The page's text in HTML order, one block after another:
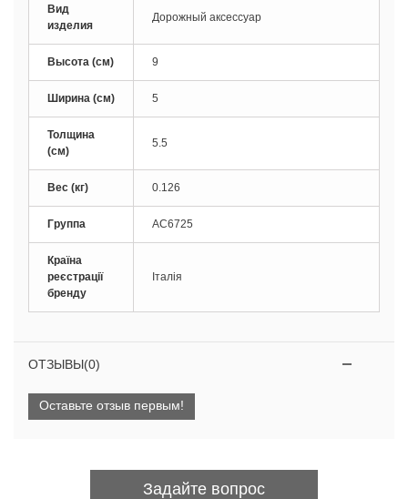
Вид
изделия
Дорожный аксессуар
Высота (см) 9
Ширина (см) 5
Толщина
(см)
5.5
Вес (кг) 0.126
Группа AC6725
Країна
реєстрації
бренду
Італія
ОТЗЫВЫ(0)
Оставьте отзыв первым!
Задайте вопрос